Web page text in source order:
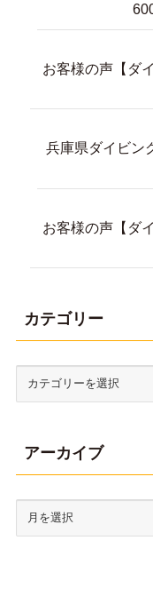
お客様の声【ダ
兵庫県ダイビン
お客様の声【ダ
カテゴリー
アーカイブ